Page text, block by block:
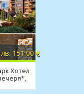
151.00 €
Хотел